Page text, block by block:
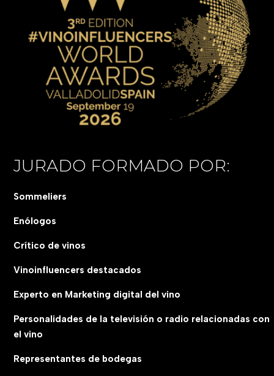
JURADO FORMADO POR:
Sommeliers
Enólogos
Crítico de vinos
Vinoinfluencers destacados
Experto en Marketing digital del vino
Personalidades de la televisión o radio relacionadas con
el vino
Representantes de bodegas